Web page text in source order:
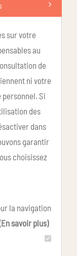
sur votre
au
de
ni votre
Si
des
dans
garantir
choisissez
la navigation
savoir plus)